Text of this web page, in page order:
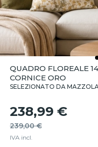
QUADRO FLOREALE
CORNICE ORO
SELEZIONATO DA
238,99 €
239,00 €
IVA incl.